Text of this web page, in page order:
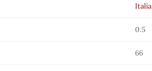
Italia
0.5
66